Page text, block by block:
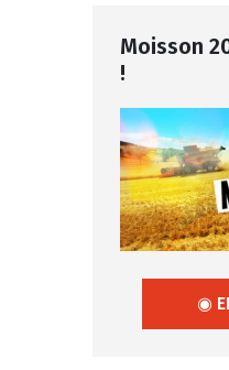
Moisson
!
◉